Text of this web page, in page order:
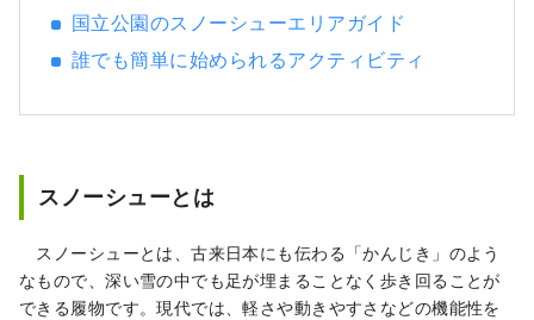
国立公園のスノーシューエリアガイド
誰でも簡単に始められるアクティビティ
スノーシューとは
スノーシューとは、古来日本にも伝わる「かんじき」のよう
なもので、深い雪の中でも足が埋まることなく歩き回ることが
できる履物です。現代では、軽さや動きやすさなどの機能性を